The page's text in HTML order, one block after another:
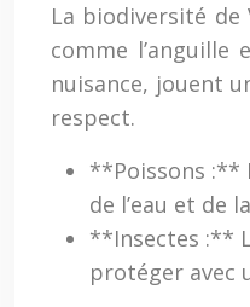
La biodiversité de
comme l’anguille
nuisance, jouent
respect.
**Poissons :**
de l’eau et de
**Insectes :**
protéger avec